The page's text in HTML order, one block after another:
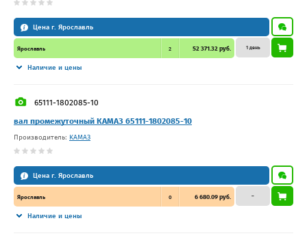
Цена г. Ярославль
Ярославль 2 52 371.32 руб.
Наличие и цены
1 день
65111-1802085-10
вал промежуточный КАМАЗ 65111-1802085-10
Производитель: КАМАЗ
Цена г. Ярославль
Ярославль 0 6 680.09 руб.
Наличие и цены
–